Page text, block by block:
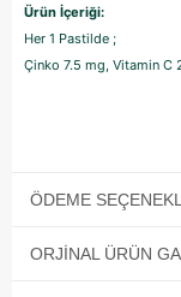
Ürün İçeriği:
Her 1 Pastilde ;
Çinko 7.5 mg, Vitamin C
ÖDEME
ORJINAL ÜRÜN